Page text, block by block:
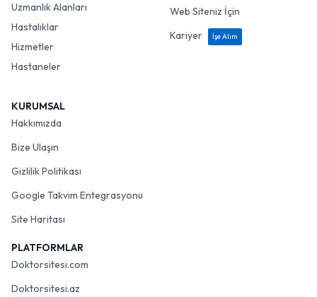
Uzmanlık Alanları
Hastalıklar
Hizmetler
Hastaneler
Web Siteniz İçin
Kariyer
İşe Alım
KURUMSAL
Hakkımızda
Bize Ulaşın
Gizlilik Politikası
Google Takvim Entegrasyonu
Site Haritası
PLATFORMLAR
Doktorsitesi.com
Doktorsitesi.az